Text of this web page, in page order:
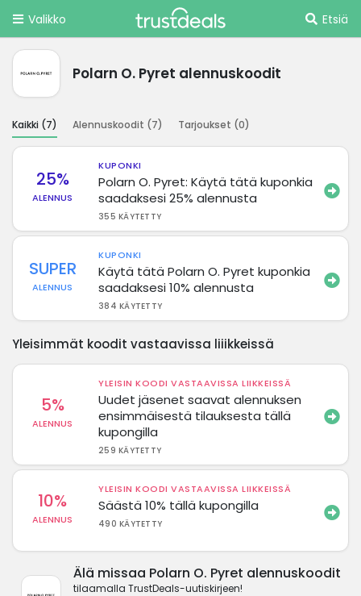
Valikko Etsiä
Polarn O. Pyret alennuskoodit
Kaikki (7) Alennuskoodit (7) Tarjoukset (0)
25%
ALENNUS
KUPONKI
Polarn O. Pyret: Käytä tätä kuponkia
saadaksesi 25% alennusta
355 KÄYTETTY
SUPER
ALENNUS
KUPONKI
Käytä tätä Polarn O. Pyret kuponkia
saadaksesi 10% alennusta
384 KÄYTETTY
Yleisimmät koodit vastaavissa liiikkeissä
5%
ALENNUS
YLEISIN KOODI VASTAAVISSA LIIKKEISSÄ
Uudet jäsenet saavat alennuksen
ensimmäisestä tilauksesta tällä
kupongilla
259 KÄYTETTY
10%
ALENNUS
YLEISIN KOODI VASTAAVISSA LIIKKEISSÄ
Säästä 10% tällä kupongilla
490 KÄYTETTY
Älä missaa Polarn O. Pyret alennuskoodit
tilaamalla TrustDeals-uutiskirjeen!